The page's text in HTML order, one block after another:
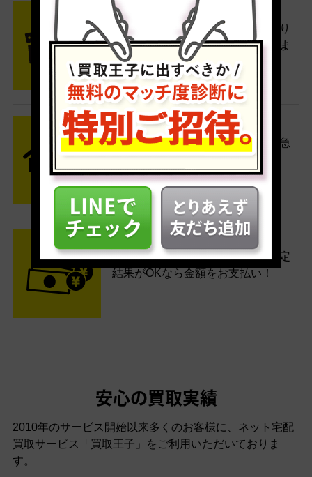
STEP1 お申込み・梱包
ネットでお申込みしたら、箱に売り
たい商品をいろいろ詰めて梱包しま
す。
STEP2 発送
送料無料でご自宅から発送！佐川急
便がご自宅まで引き取りに伺いま
す。
STEP3 ご入金
査定結果はメールでお知らせ。査定
結果がOKなら金額をお支払い！
安心の買取実績
2010年のサービス開始以来多くのお客様に、 ネット宅配
買取サービス「買取王子」をご利用いただいておりま
す。